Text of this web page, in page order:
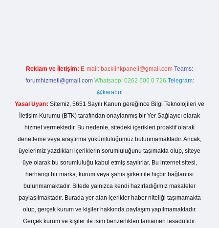
Reklam ve İletişim: E-mail: backlinkpaneli@gmail.com Teams:
forumhizmeti@gmail.com Whatsapp: 0262 606 0 726 Telegram:
@karabul
Yasal Uyarı: Sitemiz, 5651 Sayılı Kanun gereğince Bilgi Teknolojileri ve
İletişim Kurumu (BTK) tarafından onaylanmış bir Yer Sağlayıcı olarak
hizmet vermektedir. Bu nedenle, sitedeki içerikleri proaktif olarak
denetleme veya araştırma yükümlülüğümüz bulunmamaktadır. Ancak,
üyelerimiz yazdıkları içeriklerin sorumluluğunu taşımakta olup, siteye
üye olarak bu sorumluluğu kabul etmiş sayılırlar. Bu internet sitesi,
herhangi bir marka, kurum veya şahıs şirketi ile hiçbir bağlantısı
bulunmamaktadır. Sitede yalnızca kendi hazırladığımız makaleler
paylaşılmaktadır. Burada yer alan içerikler haber niteliği taşımamakta
olup, gerçek kurum ve kişiler hakkında paylaşım yapılmamaktadır.
Gerçek kurum ve kişiler ile isim benzerlikleri tamamen tesadüfidir.